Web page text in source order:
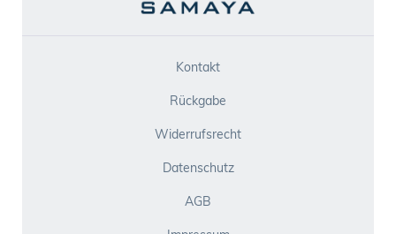
Kontakt
Rückgabe
Widerrufsrecht
Datenschutz
AGB